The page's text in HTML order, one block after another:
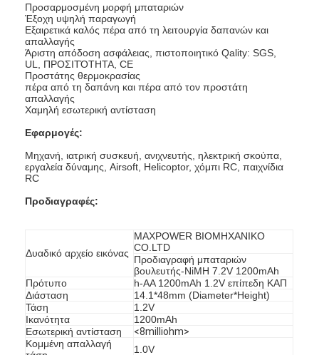
Προσαρμοσμένη μορφή μπαταριών
Έξοχη υψηλή παραγωγή
Εξαιρετικά καλός πέρα από τη λειτουργία δαπανών και
απαλλαγής
Άριστη απόδοση ασφάλειας, πιστοποιητικό Qality: SGS,
UL, ΠΡΟΣΙΤΌΤΗΤΑ, CE
Προστάτης θερμοκρασίας
πέρα από τη δαπάνη και πέρα από τον προστάτη
απαλλαγής
Χαμηλή εσωτερική αντίσταση
Εφαρμογές:
Μηχανή, ιατρική συσκευή, ανιχνευτής, ηλεκτρική σκούπα,
εργαλεία δύναμης, Airsoft, Helicoptor, χόμπι RC, παιχνίδια
RC
Προδιαγραφές:
Δυαδικό αρχείο εικόνας
MAXPOWER ΒΙΟΜΗΧΑΝΙΚΟ
CO.LTD
Προδιαγραφή μπαταριών
βουλευτής-NiMH 7.2V 1200mAh
Πρότυπο
h-AA 1200mAh 1.2V επίπεδη ΚΑΠ
Διάσταση
14.1*48mm (Diameter*Height)
Τάση
1.2V
Ικανότητα
1200mAh
Εσωτερική αντίσταση
<8milliohm>
Κομμένη απαλλαγή
1.0V